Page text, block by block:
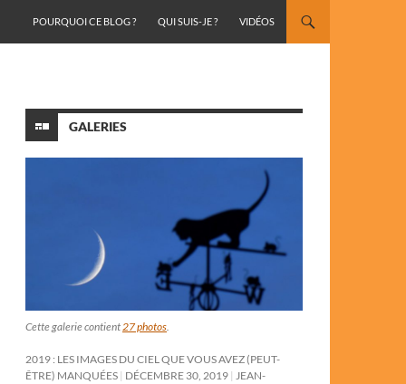
POURQUOI CE BLOG ?
QUI SUIS-JE ? VIDÉOS
GALERIES
Cette galerie contient27 photos.
2019 : LES IMAGES DU CIEL QUE VOUS AVEZ (PEUT-
ÊTRE) MANQUÉES DÉCEMBRE 30, 2019 JEAN-